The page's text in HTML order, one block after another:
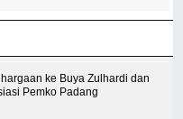
ke Buya Zulhardi dan
Pemko Padang